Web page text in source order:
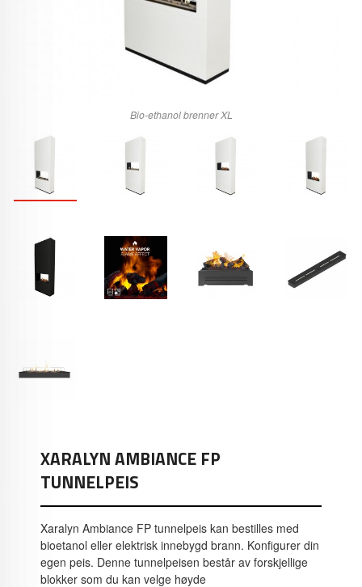
Bio-ethanol brenner XL
XARALYN AMBIANCE FP
TUNNELPEIS
Xaralyn Ambiance FP tunnelpeis kan bestilles med
bioetanol eller elektrisk innebygd brann. Konfigurer din
egen peis. Denne tunnelpeisen består av forskjellige
blokker som du kan velge høyde